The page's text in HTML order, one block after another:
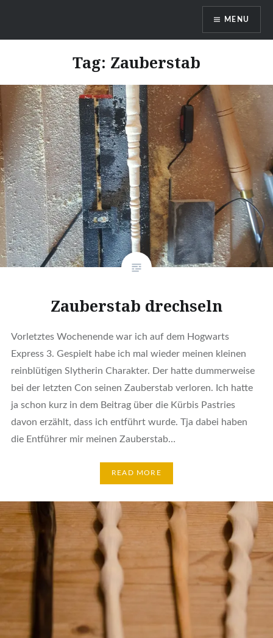
DragonDanielas Hobbyblog
MENU
Tag: Zauberstab
Zauberstab drechseln
Vorletztes Wochenende war ich auf dem Hogwarts
Express 3. Gespielt habe ich mal wieder meinen kleinen
reinblütigen Slytherin Charakter. Der hatte dummerweise
bei der letzten Con seinen Zauberstab verloren. Ich hatte
ja schon kurz in dem Beitrag über die Kürbis Pastries
davon erzählt, dass ich entführt wurde. Tja dabei haben
die Entführer mir meinen Zauberstab…
READ MORE